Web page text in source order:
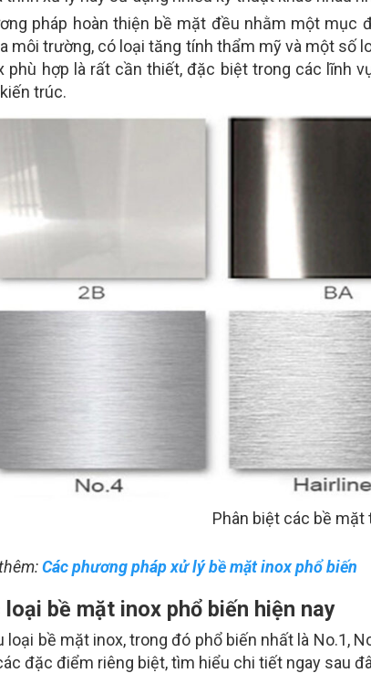
pháp hoàn thiện bề mặt đều nhằm một mục
môi trường, có loại tăng tính thẩm mỹ và một số
phù hợp là rất cần thiết, đặc biệt trong các lĩnh
trúc.
Phân biệt các bề mặt
Các phương pháp xử lý bề mặt inox phổ biến
loại bề mặt inox phổ biến hiện nay
loại bề mặt inox, trong đó phổ biến nhất là No.1,
đặc điểm riêng biệt, tìm hiểu chi tiết ngay sau